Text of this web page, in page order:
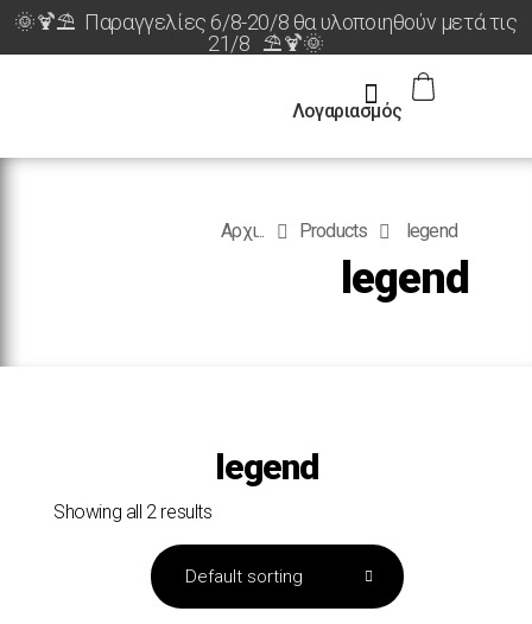
🌞🍹⛱️ Παραγγελίες 6/8-20/8 θα υλοποιηθούν μετά τις
21/8 ⛱️🍹🌞
Λογαριασμός
Αρχι... Products legend
legend
legend
Showing all 2 results